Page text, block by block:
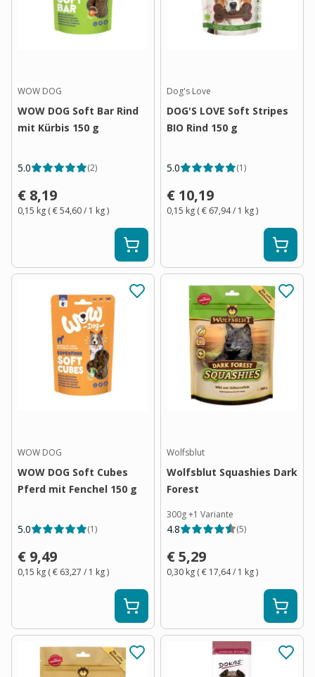
WOW DOG
WOW DOG Soft Bar Rind
mit Kürbis 150 g
5.0 (2)
€ 8,19
0,15 kg (€ 54,60/ 1 kg)
Dog's Love
DOG'S LOVE Soft Stripes
BIO Rind 150 g
5.0 (1)
€ 10,19
0,15 kg (€ 67,94/ 1 kg)
WOW DOG
WOW DOG Soft Cubes
Pferd mit Fenchel 150 g
5.0 (1)
€ 9,49
0,15 kg (€ 63,27 / 1 kg)
Wolfsblut
Wolfsblut Squashies Dark
Forest
300g+1 Variante
4.8 (5)
€ 5,29
0,30 kg (€ 17,64/ 1 kg)